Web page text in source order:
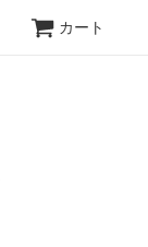
カート